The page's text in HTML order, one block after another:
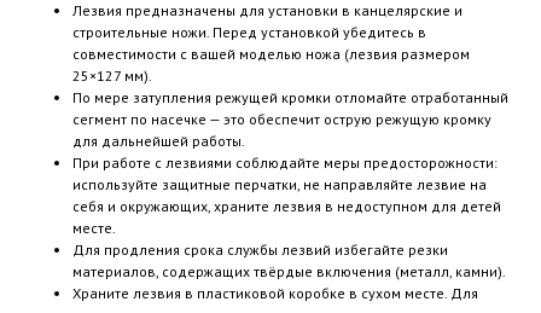
Лезвия предназначены для установки в канцелярские и
строительные ножи. Перед установкой убедитесь в
совместимости с вашей моделью ножа (лезвия размером
25×127 мм).
По мере затупления режущей кромки отломайте отработанный
сегмент по насечке — это обеспечит острую режущую кромку
для дальнейшей работы.
При работе с лезвиями соблюдайте меры предосторожности:
используйте защитные перчатки, не направляйте лезвие на
себя и окружающих, храните лезвия в недоступном для детей
месте.
Для продления срока службы лезвий избегайте резки
материалов, содержащих твёрдые включения (металл, камни).
Храните лезвия в пластиковой коробке в сухом месте. Для